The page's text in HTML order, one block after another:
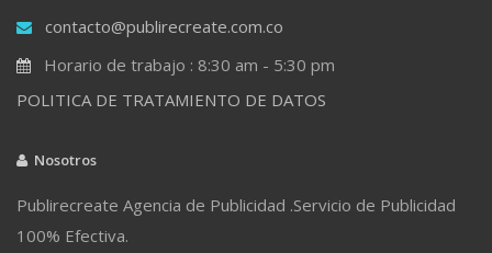
contacto@publirecreate.com.co
Horario de trabajo : 8:30 am - 5:30 pm
POLITICA DE TRATAMIENTO DE DATOS
Nosotros
Publirecreate Agencia de Publicidad .Servicio de Publicidad
100% Efectiva.